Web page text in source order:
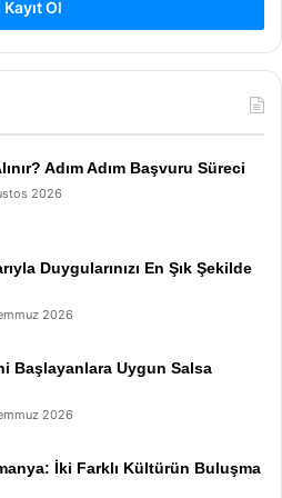
Kayıt Ol
Adım Adım Başvuru Süreci
2026
Duygularınızı En Şık Şekilde
2026
Başlayanlara Uygun Salsa
2026
İki Farklı Kültürün Buluşma